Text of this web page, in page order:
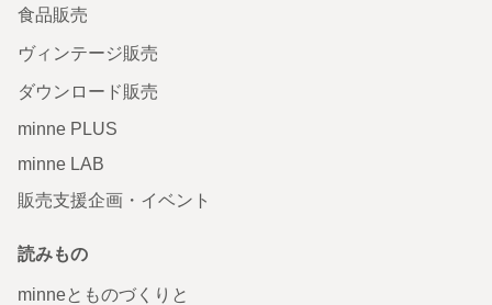
食品販売
ヴィンテージ販売
ダウンロード販売
minne PLUS
minne LAB
販売支援企画・イベント
読みもの
minneとものづくりと